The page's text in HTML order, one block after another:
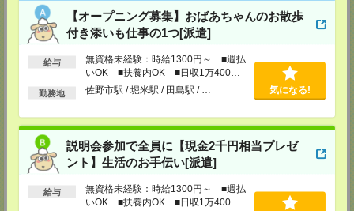
【オープニング募集】おばあちゃんのお散歩
付き添いも仕事の1つ[派遣]
給与
無資格未経験：時給1300円～ ■週払
いOK ■扶養内OK ■日収1万400円
以上
勤務地 佐野市駅 / 堀米駅 / 田島駅 / … 気になる!
説明会参加で全員に【現金2千円相当プレゼ
ント】生活のお手伝い[派遣]
給与
無資格未経験：時給1300円～ ■週払
いOK ■扶養内OK ■日収1万400円
メディカルケア事業部 新宿オフィス
東京都新宿区新宿2-3-10 新宿御苑ビル6階
TEL：0120-457-235
MAIL：
tenshoku@nikken-ts.jp
担当：採用担当
東京都立川市錦町1-12-14
MAIL：tenshoku@nikken-ts.jp
担当：採用担当
メディカルケア事業部 町田オフィス
東京都町田市森野1-7-23 大樹生命町田ビル6F
TEL：0120-453-285
MAIL：tenshoku@nikken-ts.jp